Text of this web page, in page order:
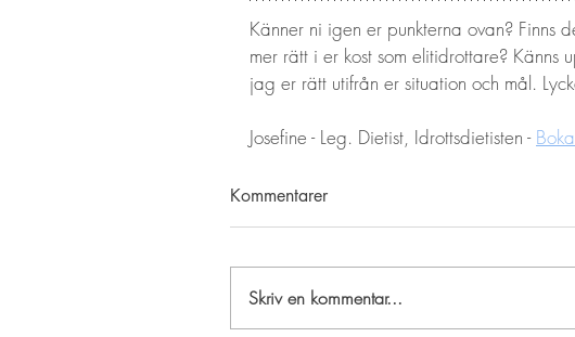
Känner ni igen er punkterna ovan?
mer rätt i er kost som elitidrottare?
jag er rätt utifrån er situation och mål.
Josefine - Leg. Dietist, Idrottsdietisten -
Kommentarer
Skriv en kommentar...